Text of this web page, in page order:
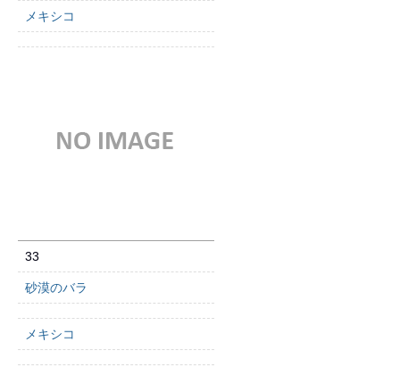
メキシコ
33
砂漠のバラ
メキシコ